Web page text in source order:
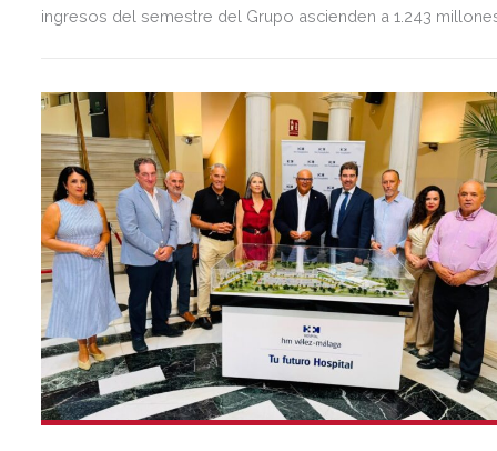
ingresos del semestre del Grupo ascienden a 1.243